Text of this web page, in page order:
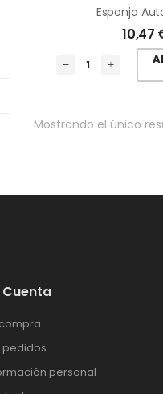
Esponja
10,47
Mostrando el único
Cuenta
pedidos
personal